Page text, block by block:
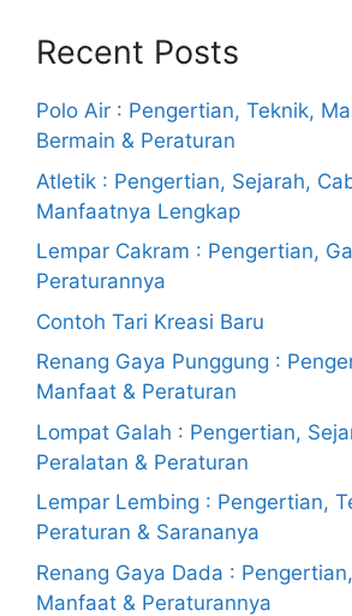
Recent Posts
Polo Air : Pengertian, Teknik,
Bermain & Peraturan
Atletik : Pengertian, Sejarah,
Manfaatnya Lengkap
Lempar Cakram : Pengertian,
Peraturannya
Contoh Tari Kreasi Baru
Renang Gaya Punggung :
Manfaat & Peraturan
Lompat Galah : Pengertian,
Peralatan & Peraturan
Lempar Lembing : Pengertian,
Peraturan & Sarananya
Renang Gaya Dada :
Manfaat & Peraturannya